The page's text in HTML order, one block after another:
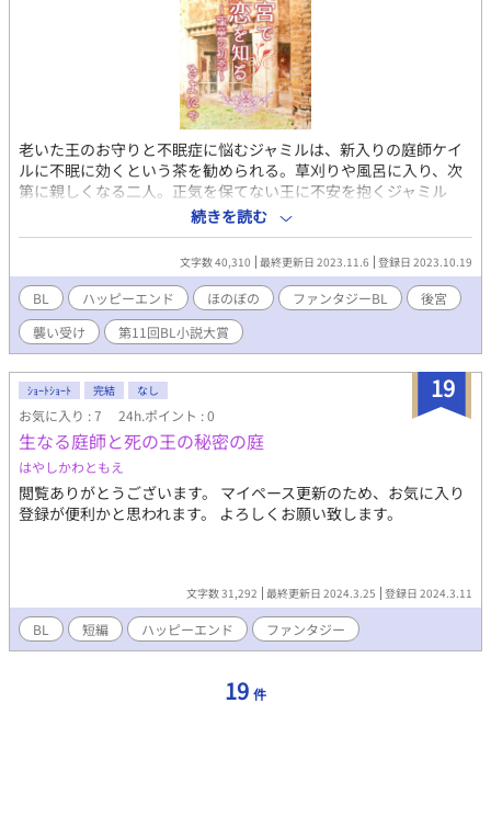
老いた王のお守りと不眠症に悩むジャミルは、新入りの庭師ケイ
ルに不眠に効くという茶を勧められる。草刈りや風呂に入り、次
第に親しくなる二人。正気を保てない王に不安を抱くジャミル
は、ケイルにそのことを打ち明ける。一緒に逃げようと誘われる
が、ケイルが反逆者だと疑われ捕らえられてしまう。 【R15表現
ありの話は※印、R18表現ありの話は★印を付けています】
続きを読む
文字数 40,310 最終更新日 2023.11.6 登録日 2023.10.19
BL ハッピーエンド ほのぼの ファンタジーBL
後宮
襲い受け
第11回BL小説大賞
19
ｼｮｰﾄｼｮｰﾄ 完結 なし
お気に入り : 7 24h.ポイント : 0
生なる庭師と死の王の秘密の庭
はやしかわともえ
閲覧ありがとうございます。 マイペース更新のため、お気に入り
登録が便利かと思われます。 よろしくお願い致します。
文字数 31,292 最終更新日 2024.3.25 登録日 2024.3.11
BL 短編 ハッピーエンド ファンタジー
19 件